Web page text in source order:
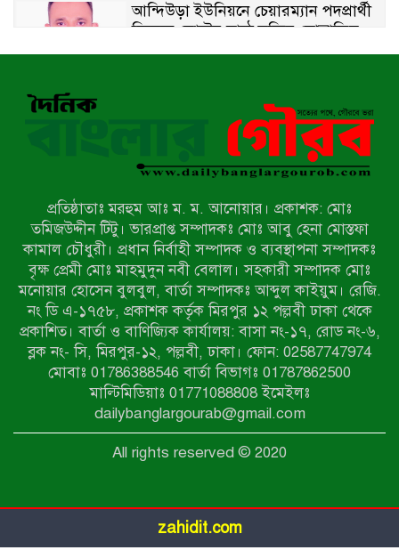
আন্দিউড়া ইউনিয়নে চেয়ারম্যান পদপ্রার্থী
হিসেবে ভোটের মাঠে সক্রিয় মোত্তাকিম
চৌধুরী
নওগাঁয় সন্ত্রাসী হামলায় বিএনপি নেতা
গুরুতর জখম
টেকনাফের পাহাড়ে র‍্যাবের অভিযান:
অপহৃত ৩ রোহিঙ্গা উদ্ধার, গ্রেপ্তার ১
পোরশায় গণঅভ্যুত্থান দিবসে শহিদ ও
জুলাই যোদ্ধাদের সংবর্ধনা
৩৬ জুলাই মহামুক্তি দিবস: শ্রমজীবী
মানুষের অধিকার রক্ষায় সিরাজগঞ্জে শ্রমিক
অধিকার পরিষদের জোরালো অবস্থান
বাকেরগঞ্জে ইমাম, মোয়াজ্জিন ও
খাদেমদের সাথে এমপি আবুল হোসেনের
প্রতিষ্ঠাতাঃ মরহুম আঃ ম. ম. আনোয়ার। প্রকাশক: মোঃ
তমিজউদ্দীন টিটু। ভারপ্রাপ্ত সম্পাদকঃ মোঃ আবু হেনা মোস্তফা
কামাল চৌধুরী। প্রধান নির্বাহী সম্পাদক ও ব্যবস্থাপনা সম্পাদকঃ
বৃক্ষ প্রেমী মোঃ মাহমুদুন নবী বেলাল। সহকারী সম্পাদক মোঃ
মনোয়ার হোসেন বুলবুল, বার্তা সম্পাদকঃ আব্দুল কাইয়ুম। রেজি.
নং ডি এ-১৭৫৮, প্রকাশক কর্তৃক মিরপুর ১২ পল্লবী ঢাকা থেকে
প্রকাশিত। বার্তা ও বাণিজ্যিক কার্যালয়: বাসা নং-১৭, রোড নং-৬,
ব্লক নং- সি, মিরপুর-১২, পল্লবী, ঢাকা। ফোন: 02587747974
মোবাঃ 01786388546 বার্তা বিভাগঃ 01787862500
মাল্টিমিডিয়াঃ 01771088808 ইমেইলঃ
dailybanglargourab@gmail.com
All rights reserved © 2020
zahidit.com